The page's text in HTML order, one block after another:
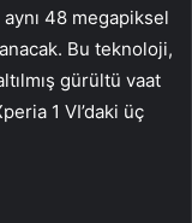
48 megapiksel
Bu teknoloji,
gürültü vaat
1 VI’daki üç